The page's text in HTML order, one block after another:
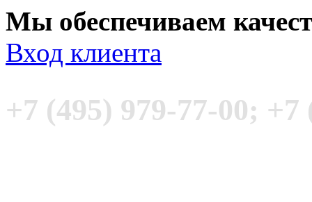
Мы обеспечиваем
Вход клиента
+7 (495) 979-77-00; +7